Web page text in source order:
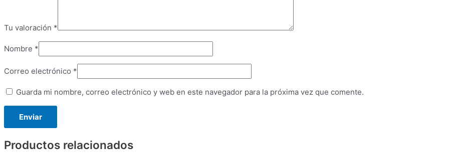
Tu valoración *
Nombre *
Correo electrónico *
Guarda mi nombre, correo electrónico y web en este navegador para la próxima vez que comente.
Productos relacionados